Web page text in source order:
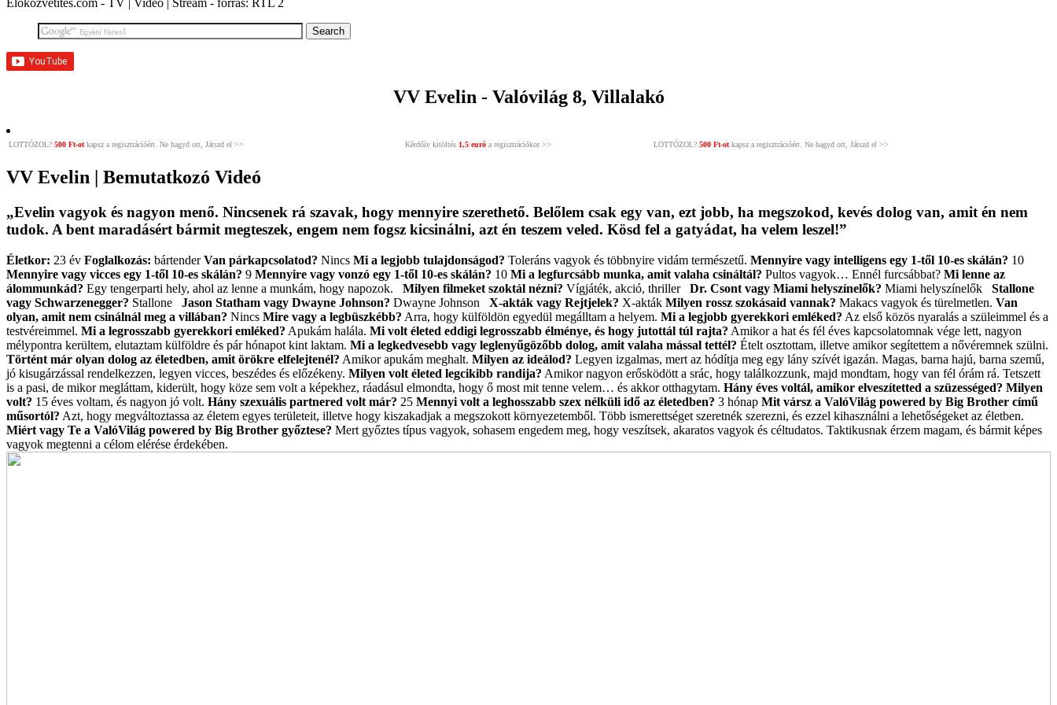
Élőközvetítés.com - TV | Videó | Stream - forrás: RTL 2
VV Evelin - Valóvilág 8, Villalakó
LOTTÓZOL? 500 Ft-otkapsz a regisztrációért. Ne hagyd ott, Játszd el >> Kérdőív kitöltés 1,5 euró a regisztrációkor >> LOTTÓZOL? 500 Ft-otkapsz a regisztrációért. Ne hagyd ott, Játszd el >>
VV Evelin | Bemutatkozó Videó
„Evelin vagyok és nagyon menő. Nincsenek rá szavak, hogy mennyire szerethető. Belőlem csak egy van, ezt jobb, ha megszokod, kevés dolog van, amit én nem
tudok. A bent maradásért bármit megteszek, engem nem fogsz kicsinálni, azt én teszem veled. Kösd fel a gatyádat, ha velem leszel!”
Életkor: 23 év Foglalkozás: bártenderVan párkapcsolatod? Nincs Mi a legjobb tulajdonságod? Toleráns vagyok és többnyire vidám természetű. Mennyire vagy intelligens egy 1-től 10-es skálán? 10
Mennyire vagy vicces egy 1-től 10-es skálán? 9 Mennyire vagy vonzó egy 1-től 10-es skálán? 10 Mi a legfurcsább munka, amit valaha csináltál? Pultos vagyok… Ennél furcsábbat? Mi lenne az
álommunkád? Egy tengerparti hely, ahol az lenne a munkám, hogy napozok. Milyen filmeket szoktál nézni? Vígjáték, akció, thriller Dr. Csont vagy Miami helyszínelők? Miami helyszínelők Stallone
vagy Schwarzenegger? Stallone Jason Statham vagy Dwayne Johnson? Dwayne Johnson X-akták vagy Rejtjelek? X-akták Milyen rossz szokásaid vannak? Makacs vagyok és türelmetlen. Van
olyan, amit nem csinálnál meg a villában? Nincs Mire vagy a legbüszkébb? Arra, hogy külföldön egyedül megálltam a helyem. Mi a legjobb gyerekkori emléked? Az első közös nyaralás a szüleimmel és a
testvéreimmel. Mi a legrosszabb gyerekkori emléked? Apukám halála. Mi volt életed eddigi legrosszabb élménye, és hogy jutottál túl rajta? Amikor a hat és fél éves kapcsolatomnak vége lett, nagyon
mélypontra kerültem, elutaztam külföldre és pár hónapot kint laktam. Mi a legkedvesebb vagy leglenyűgözőbb dolog, amit valaha mással tettél? Ételt osztottam, illetve amikor segítettem a nővéremnek szülni.
Történt már olyan dolog az életedben, amit örökre elfelejtenél? Amikor apukám meghalt. Milyen az ideálod? Legyen izgalmas, mert az hódítja meg egy lány szívét igazán. Magas, barna hajú, barna szemű,
jó kisugárzással rendelkezzen, legyen vicces, beszédes és előzékeny. Milyen volt életed legcikibb randija? Amikor nagyon erősködött a srác, hogy találkozzunk, majd mondtam, hogy van fél órám rá. Tetszett
is a pasi, de mikor megláttam, kiderült, hogy köze sem volt a képekhez, ráadásul elmondta, hogy ő most mit tenne velem… és akkor otthagytam. Hány éves voltál, amikor elveszítetted a szüzességed? Milyen
volt? 15 éves voltam, és nagyon jó volt. Hány szexuális partnered volt már? 25 Mennyi volt a leghosszabb szex nélküli idő az életedben? 3 hónap Mit vársz a ValóVilág powered by Big Brother című
műsortól? Azt, hogy megváltoztassa az életem egyes területeit, illetve hogy kiszakadjak a megszokott környezetemből. Több ismerettséget szeretnék szerezni, és ezzel kihasználni a lehetőségeket az életben.
Miért vagy Te a ValóVilág powered by Big Brother győztese? Mert győztes típus vagyok, sohasem engedem meg, hogy veszítsek, akaratos vagyok és céltudatos. Taktikusnak érzem magam, és bármit képes
vagyok megtenni a célom elérése érdekében.